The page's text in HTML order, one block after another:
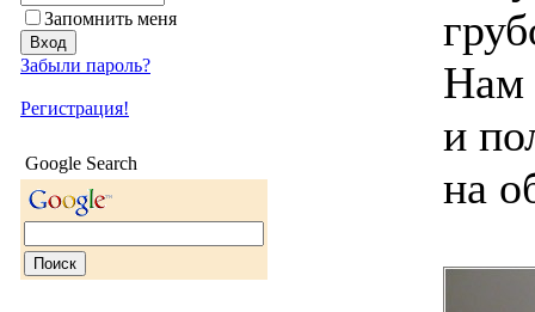
Запомнить меня
Забыли пароль?
Регистрация!
Google Search
Нам
и
на